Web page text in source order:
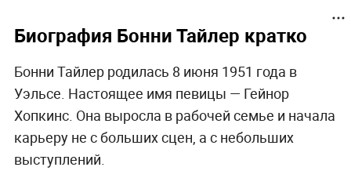
Биография Бонни Тайлер кратко
Бонни Тайлер родилась 8 июня 1951 года в
Уэльсе. Настоящее имя певицы — Гейнор
Хопкинс. Она выросла в рабочей семье и начала
карьеру не с больших сцен, а с небольших
выступлений.